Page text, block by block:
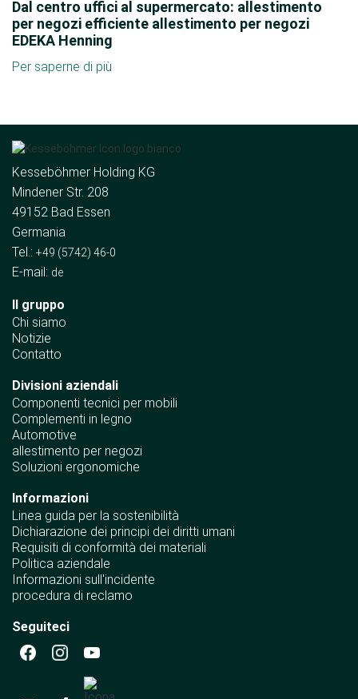
Dal centro uffici al supermercato: allestimento
per negozi efficiente allestimento per negozi
EDEKA Henning
Per saperne di più
Kesseböhmer Holding KG
Mindener Str. 208
49152 Bad Essen
Germania
Tel.: +49 (5742) 46-0
E-mail: de
Il gruppo
Chi siamo
Notizie
Contatto
Divisioni aziendali
Componenti tecnici per mobili
Complementi in legno
Automotive
allestimento per negozi
Soluzioni ergonomiche
Informazioni
Linea guida per la sostenibilità
Dichiarazione dei principi dei diritti umani
Requisiti di conformità dei materiali
Politica aziendale
Informazioni sull'incidente
procedura di reclamo
Seguiteci